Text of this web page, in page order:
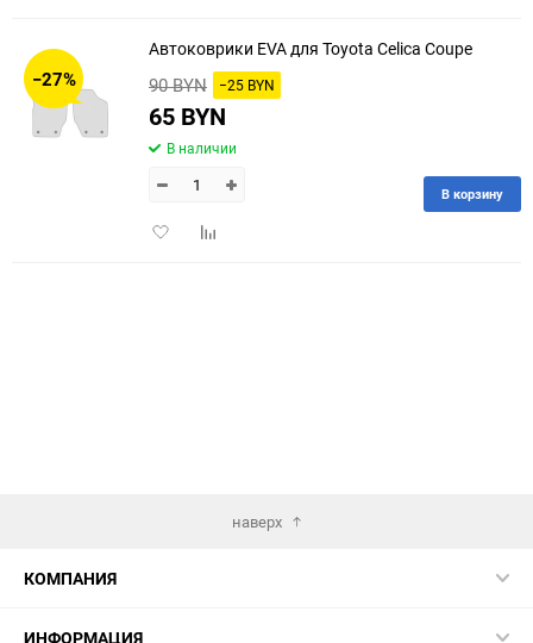
−27%
Автоковрики EVA для Toyota Celica Coupe
90 BYN −25 BYN
65 BYN
В наличии
ДобавитьДобавить
В корзину
наверх
КОМПАНИЯ
ИНФОРМАЦИЯ